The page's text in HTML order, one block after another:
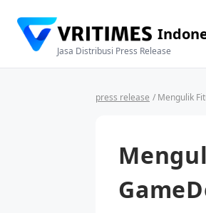
Jasa Distribusi Press Release
press release